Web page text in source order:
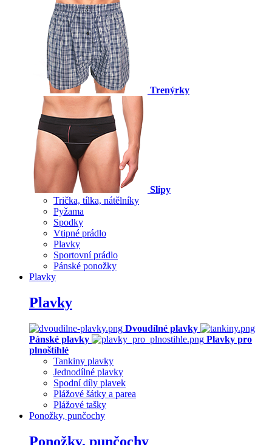
Trenýrky
Slipy
Trička, tílka, nátělníky
Pyžama
Spodky
Vtipné prádlo
Plavky
Sportovní prádlo
Pánské ponožky
Plavky
Plavky
Dvoudílné plavky
Pánské plavky
Plavky pro
plnoštíhlé
Tankiny plavky
Jednodílné plavky
Spodní díly plavek
Plážové šátky a parea
Plážové tašky
Ponožky, punčochy
Ponožky, punčochy